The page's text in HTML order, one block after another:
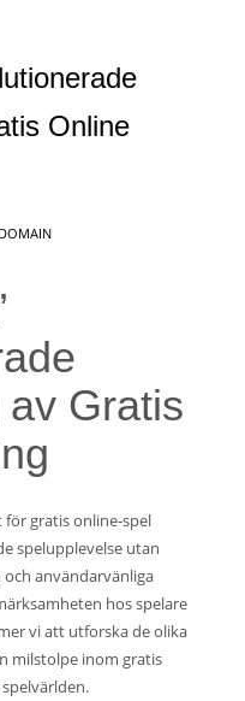
Online
Gratis
för gratis online-spel
spelupplevelse utan
användarvänliga
hos spelare
vi att utforska de olika
milstolpe inom gratis